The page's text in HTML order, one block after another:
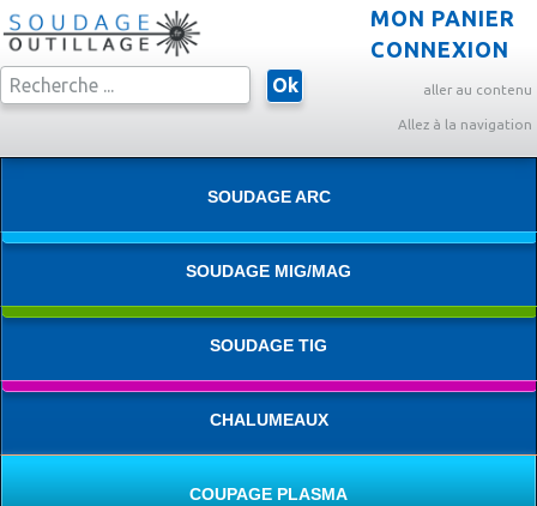
aller au contenu
Allez à la navigation
CONNEXION
MON PANIER
Ok
SOUDAGE ARC
SOUDAGE MIG/MAG
SOUDAGE TIG
CHALUMEAUX
COUPAGE PLASMA